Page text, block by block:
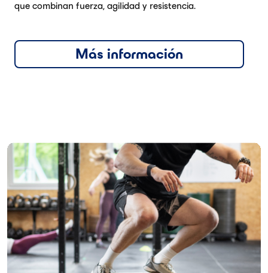
que combinan fuerza, agilidad y resistencia.
Más información